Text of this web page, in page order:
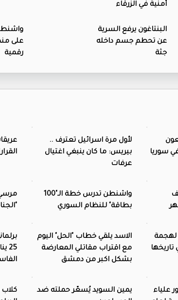
أمنية في الزرقاء
البنتاغون يرفع السرية
عن تحطم جسم داخله
جثة
على
رقمية
سوريا
لأول مرة اسرائيل تعترف ..
بيريس: ما كان ينبغي اغتيال
عرفات
واشنطن تدرس خطة الـ"100
بطاقة" للنظام السوري
مرسي
لهجمة
الاسد يلقي خطاب "الحل" اليوم
مع اقتراب مقاتلي المعارضة
بشكل اكبر من دمشق
علياء
يمين السويد يُسعّر حملته ضد